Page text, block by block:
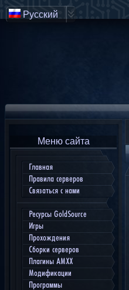
Меню сайта
Главная
Правила серверов
Связаться с нами
Ресурсы GoldSource
Игры
Прохождения
Сборки серверов
Плагины AMXX
Модификации
Программы
Русский